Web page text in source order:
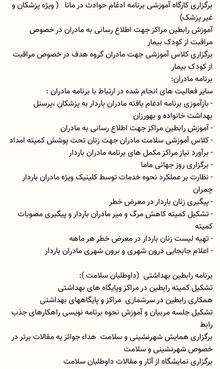
برگزاری کارگاه آموزشی برنامه ادغام حوادث در مانا ( ویژه پزشکان و
غیر پزشک)
آموزش رابطین مراکز جهت اطلاع رسانی به مادران در خصوص
مراقبت از کودک بیمار
برگزاری کلاس آموزشی جهت مادران گروه هدف در خصوص مراقبت
از کودک بیمار
برنامه مادران:
سایر فعالیت های انجام شده در ارتباط با برنامه مادران :
- بازآموزی برنامه ادغام یافته مادران باردار به پزشکان ،پرسنل
بهداشت خانواده و بهورزان
- آموزش رابطین مراکز جهت اطلاع رسانی به مادران
- کلاس آموزشی سلامت مادران جهت زنان تحت پوشش کمیته امداد
- برآورد نیاز مراکز مکمل های برنامه مادران باردار
- برگزاری روز جهانی ماما
- نظارت بر عملکرد نحوه خدمات توسط کلینیک ویژه مادران باردار
چمران
- پیگیری زنان باردار در معرض خطر
- تشکیل کمیته کاهش مرگ و میر مادران باردار و پیگیری مصوبات
کمیته
- تهیه لیست زنان باردار در معرض خطر هر ماهه
- اعلام جابجایی درون شهری و برون شهری مادران باردار
برنامه رابطین بهداشتی (داوطلبان سلامت ):
تشکیل کمیته رابطین در مراکز وپایگاه های بهداشتی
همکاری رابطین در سرشماری مراکز و پایگاههای بهداشتی
تشکیل جلسه مربیان و آموزش نحوه برنامه نویسی راهکارهای جذب
رابط
برگزاری همایش شهرنشینی و سلامت هداء جوائز به مقالات برتر در
خصوص شهرنشینی و سلامت
برگزاری نمایشگاه از آثار و مقالات داوطلبان سلامت